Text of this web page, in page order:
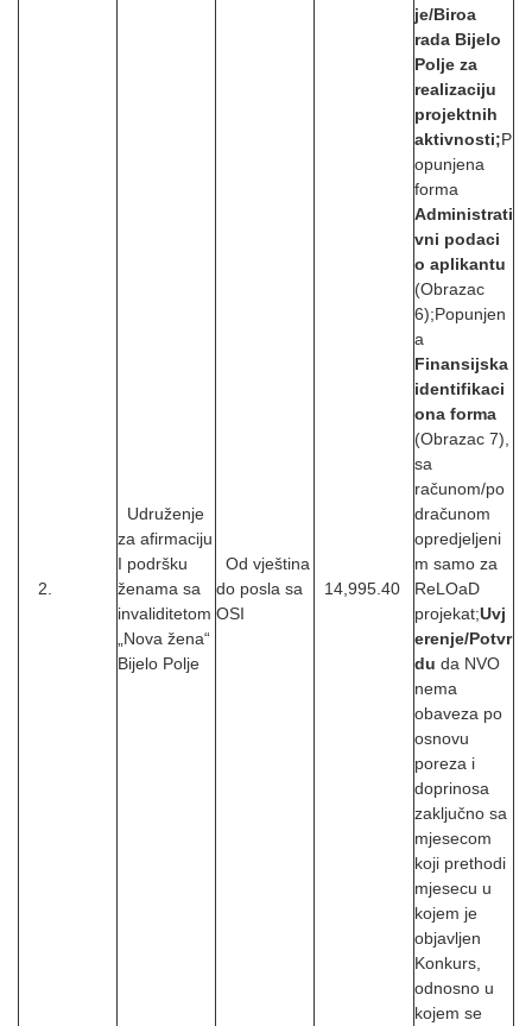
2.
Udruženje
za afirmaciju
I podršku
ženama sa
invaliditetom
„Nova žena“
Bijelo Polje
Od vještina
do posla sa
OSI
14,995.40
je/Biroa
rada Bijelo
Polje za
realizaciju
projektnih
aktivnosti;P
opunjena
forma
Administrati
vni podaci
o aplikantu
(Obrazac
6);Popunjen
a
Finansijska
identifikaci
ona forma
(Obrazac 7),
sa
računom/po
dračunom
opredjeljeni
m samo za
ReLOaD
projekat;Uvj
erenje/Potvr
du da NVO
nema
obaveza po
osnovu
poreza i
doprinosa
zaključno sa
mjesecom
koji prethodi
mjesecu u
kojem je
objavljen
Konkurs,
odnosno u
kojem se